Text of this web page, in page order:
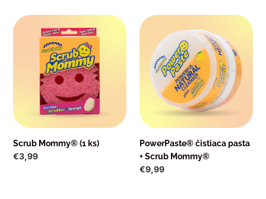
Scrub
Mommy®
Scrub Mommy® (1 ks)
Normálna
€3,99
PowerPaste®
čistiaca
pasta
Scrub
Mommy®
PowerPaste® čistiaca pasta
+ Scrub Mommy®
Normálna
€9,99